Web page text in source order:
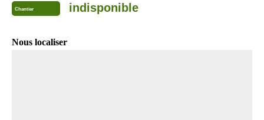
Chantier indisponible
Nous localiser